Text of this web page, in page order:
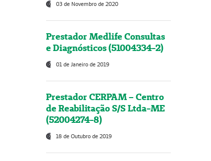
03 de Novembro de 2020
Prestador Medlife Consultas
e Diagnósticos (51004334-2)
01 de Janeiro de 2019
Prestador CERPAM – Centro
de Reabilitação S/S Ltda-ME
(52004274-8)
18 de Outubro de 2019